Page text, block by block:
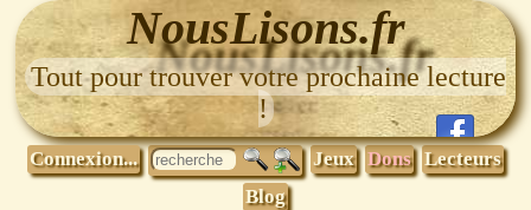
NousLisons.fr
Tout pour trouver votre prochaine lecture
!
Connexion... Jeux Dons Lecteurs
Blog